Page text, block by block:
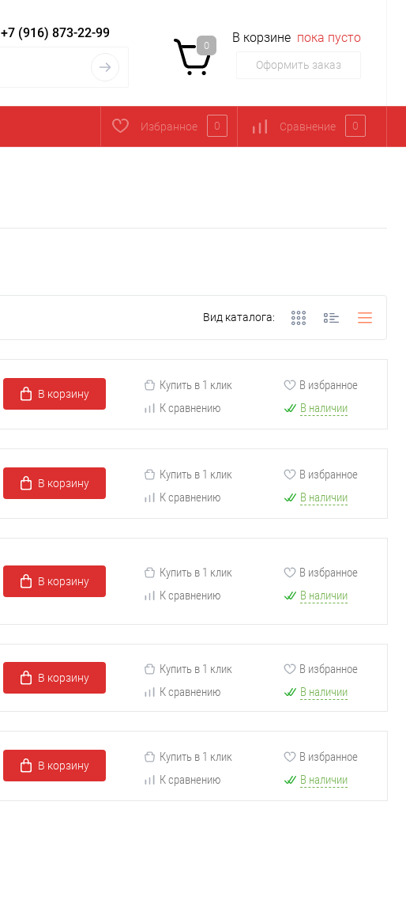
+7 (916) 873-22-99
0
В корзине пока пусто
Оформить заказ
Избранное 0 Сравнение 0
Вид каталога:
В корзину
Купить в 1 клик
К сравнению
В избранное
В наличии
В корзину
Купить в 1 клик
К сравнению
В избранное
В наличии
В корзину
Купить в 1 клик
К сравнению
В избранное
В наличии
В корзину
Купить в 1 клик
К сравнению
В избранное
В наличии
В корзину
Купить в 1 клик
К сравнению
В избранное
В наличии